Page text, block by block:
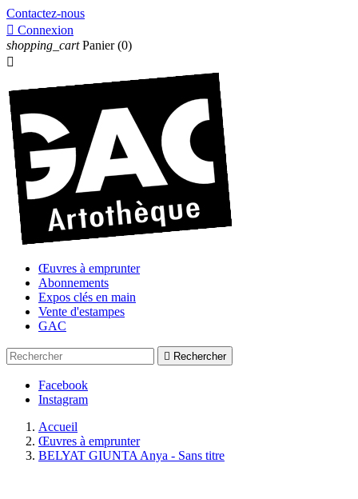
Contactez-nous
 Connexion
shopping_cart Panier (0)

Œuvres à emprunter
Abonnements
Expos clés en main
Vente d'estampes
GAC
 Rechercher
Facebook
Instagram
Accueil
Œuvres à emprunter
BELYAT GIUNTA Anya - Sans titre